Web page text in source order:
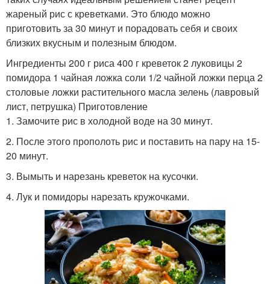
жареный рис с креветками. Это блюдо можно
приготовить за 30 минут и порадовать себя и своих
близких вкусным и полезным блюдом.
Ингредиенты 200 г риса 400 г креветок 2 луковицы 2
помидора 1 чайная ложка соли 1/2 чайной ложки перца 2
столовые ложки растительного масла зелень (лавровый
лист, петрушка) Приготовление
1. Замочите рис в холодной воде на 30 минут.
2. После этого прополоть рис и поставить на пару на 15-
20 минут.
3. Вымыть и нарезань креветок на кусочки.
4. Лук и помидоры нарезать кружочками.